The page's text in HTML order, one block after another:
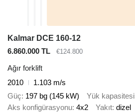
Kalmar DCE 160-12
6.860.000 TL
€124.800
Ağır forklift
2010
1.103 m/s
Güç 197 bg (145 kW) Yük kapasitesi
Aks konfigürasyonu 4x2 Yakıt dizel